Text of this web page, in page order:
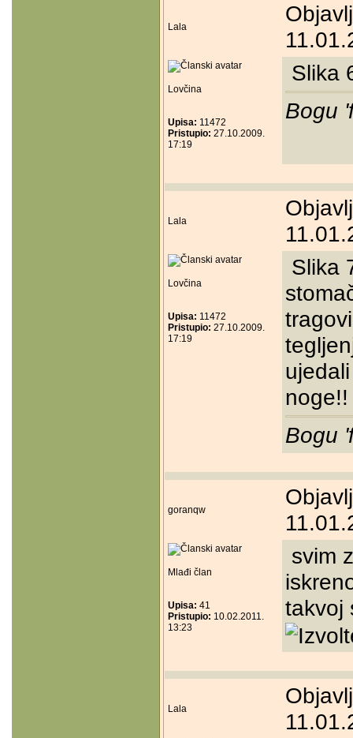
Lala
Lovčina
Upisa: 11472
Pristupio: 27.10.2009.
17:19
Slika
Bogu
Lala
Lovčina
Upisa: 11472
Pristupio: 27.10.2009.
17:19
Slika
noge!!
Bogu
goranqw
Mlađi član
Upisa: 41
Pristupio: 10.02.2011.
13:23
svim
takvoj
Lala